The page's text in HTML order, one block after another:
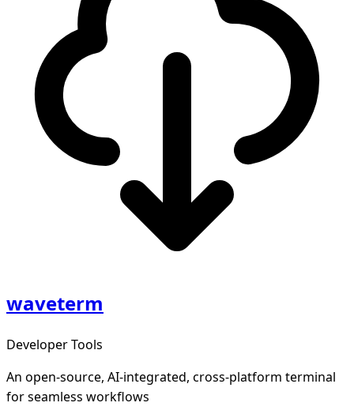
waveterm
Developer Tools
An open-source, AI-integrated, cross-platform terminal
for seamless workflows